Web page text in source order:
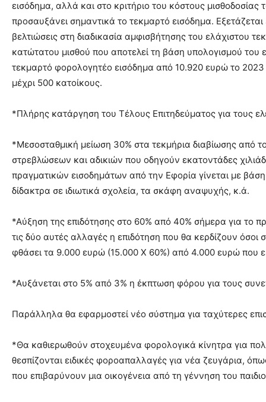
εισόδημα, αλλά και στο κριτήριο του κόστους
προσαυξάνει σημαντικά το τεκμαρτό εισόδημα.
βελτιώσεις στη διαδικασία αμφισβήτησης του ελάχιστου
κατώτατου μισθού που αποτελεί τη βάση υπολογισμού
τεκμαρτό φορολογητέο εισόδημα από 10.920 ευρώ το
μέχρι 500 κατοίκους.
*Πλήρης κατάργηση του Τέλους Επιτηδεύματος για τους
*Μεσοσταθμική μείωση 30% στα τεκμήρια διαβίωσης από
στρεβλώσεων και αδικιών που οδηγούν εκατοντάδες
πραγματικών εισοδημάτων από την Εφορία γίνεται με
δίδακτρα σε ιδιωτικά σχολεία, τα σκάφη αναψυχής, κ.ά.
*Αύξηση της επιδότησης στο 60% από 40% σήμερα για
τις δύο αυτές αλλαγές η επιδότηση που θα κερδίζουν όσοι
φθάσει τα 9.000 ευρώ (15.000 Χ 60%) από 4.000 ευρώ που
*Αυξάνεται στο 5% από 3% η έκπτωση φόρου για τους
Παράλληλα θα εφαρμοστεί νέο σύστημα για ταχύτερες
*Θα καθιερωθούν στοχευμένα φορολογικά κίνητρα για
θεσπίζονται ειδικές φοροαπαλλαγές για νέα ζευγάρια,
που επιβαρύνουν μια οικογένεια από τη γέννηση του